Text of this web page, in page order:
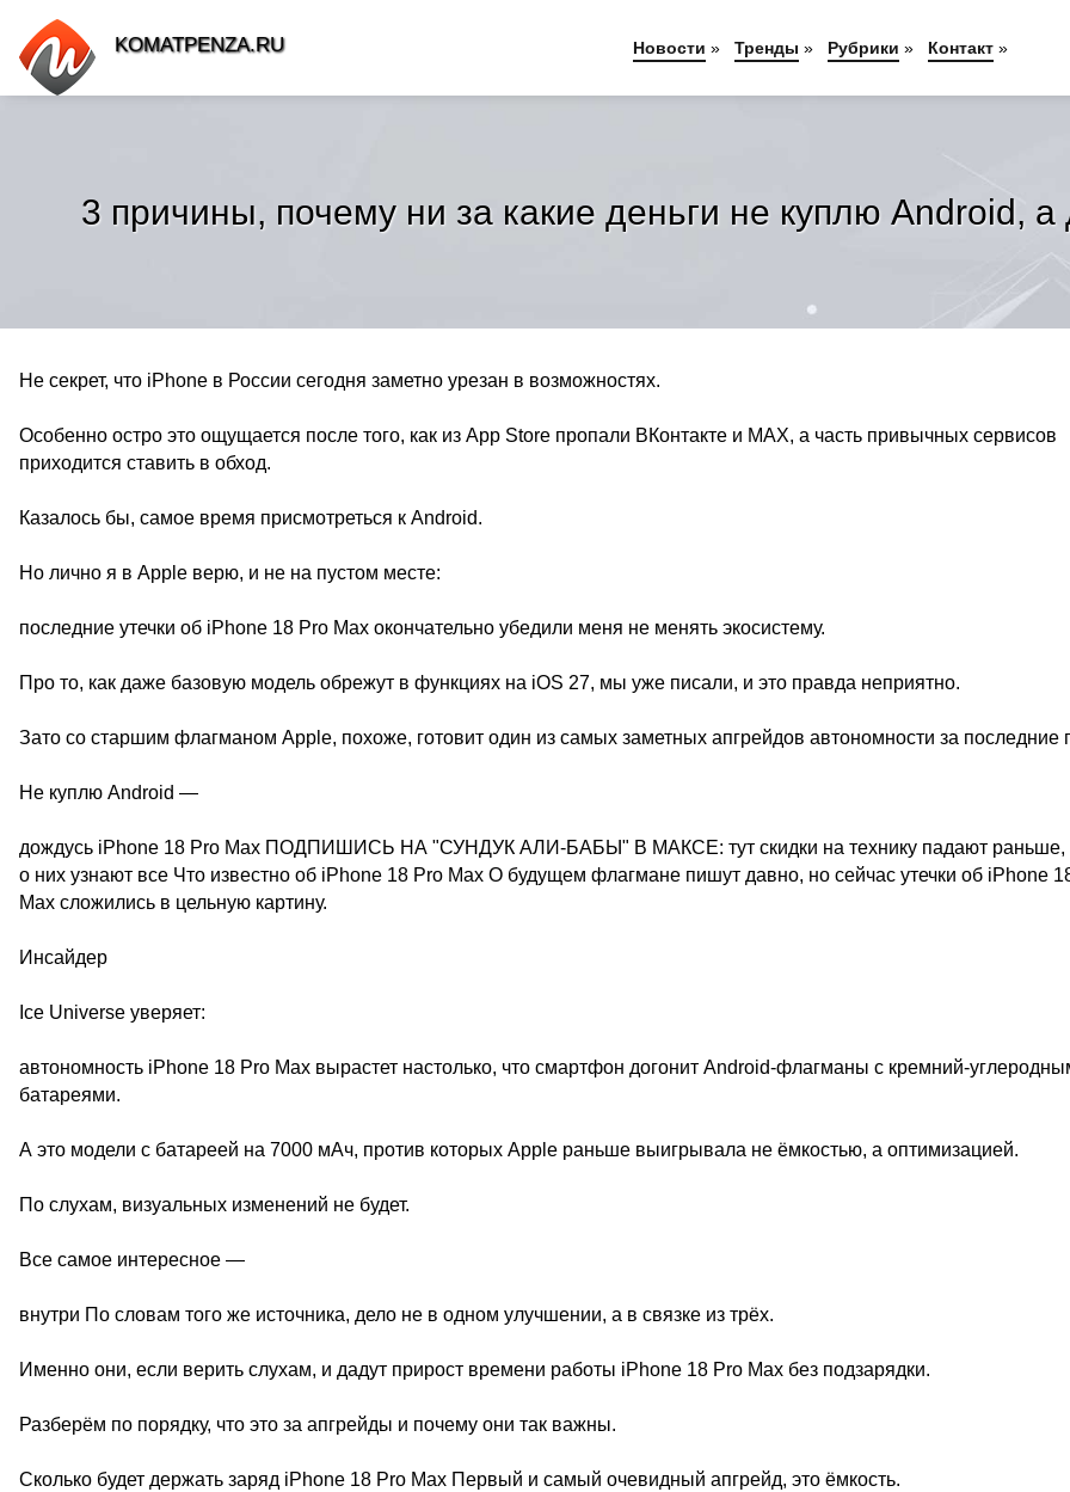
3 причины, почему ни за какие деньги не куплю Android,
Не секрет, что iPhone в России сегодня заметно урезан в возможностях.
Особенно остро это ощущается после того, как из App Store пропали ВКонтакте и MAX, а часть привычных сервисов
приходится ставить в обход.
Казалось бы, самое время присмотреться к Android.
Но лично я в Apple верю, и не на пустом месте:
последние утечки об iPhone 18 Pro Max окончательно убедили меня не менять экосистему.
Про то, как даже базовую модель обрежут в функциях на iOS 27, мы уже писали, и это правда неприятно.
Зато со старшим флагманом Apple, похоже, готовит один из самых заметных апгрейдов автономности за последние
Не куплю Android —
дождусь iPhone 18 Pro Max ПОДПИШИСЬ НА "СУНДУК АЛИ-БАБЫ" В МАКСЕ: тут скидки на технику падают раньше,
о них узнают все Что известно об iPhone 18 Pro Max О будущем флагмане пишут давно, но сейчас утечки об iPhone
Max сложились в цельную картину.
Инсайдер
Ice Universe уверяет:
автономность iPhone 18 Pro Max вырастет настолько, что смартфон догонит Android-флагманы с кремний-
батареями.
А это модели с батареей на 7000 мАч, против которых Apple раньше выигрывала не ёмкостью, а оптимизацией.
По слухам, визуальных изменений не будет.
Все самое интересное —
внутри По словам того же источника, дело не в одном улучшении, а в связке из трёх.
Именно они, если верить слухам, и дадут прирост времени работы iPhone 18 Pro Max без подзарядки.
Разберём по порядку, что это за апгрейды и почему они так важны.
Сколько будет держать заряд iPhone 18 Pro Max Первый и самый очевидный апгрейд, это ёмкость.
KOMATPENZA.RU Новости » Тренды » Рубрики » Контакт »